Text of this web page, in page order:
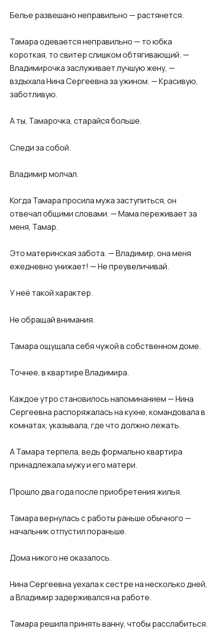
Белье развешано неправильно — растянется.
Тамара одевается неправильно — то юбка
короткая, то свитер слишком обтягивающий. —
Владимирочка заслуживает лучшую жену, —
вздыхала Нина Сергеевна за ужином. — Красивую,
заботливую.
А ты, Тамарочка, старайся больше.
Следи за собой.
Владимир молчал.
Когда Тамара просила мужа заступиться, он
отвечал общими словами. — Мама переживает за
меня, Тамар.
Это материнская забота. — Владимир, она меня
ежедневно унижает! — Не преувеличивай.
У неё такой характер.
Не обращай внимания.
Тамара ощущала себя чужой в собственном доме.
Точнее, в квартире Владимира.
Каждое утро становилось напоминанием — Нина
Сергеевна распоряжалась на кухне, командовала в
комнатах, указывала, где что должно лежать.
А Тамара терпела, ведь формально квартира
принадлежала мужу и его матери.
Прошло два года после приобретения жилья.
Тамара вернулась с работы раньше обычного —
начальник отпустил пораньше.
Дома никого не оказалось.
Нина Сергеевна уехала к сестре на несколько дней,
а Владимир задерживался на работе.
Тамара решила принять ванну, чтобы расслабиться.